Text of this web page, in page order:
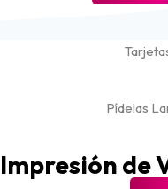
Pídelas
Impresión de